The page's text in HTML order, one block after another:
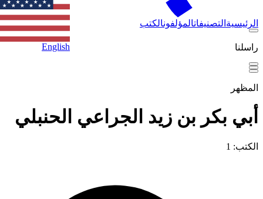
الرئيسية التصنيفاتالمؤلفونالكتب
راسلنا English
المظهر
أبي بكر بن زيد الجراعي الحنبلي
الكتب: 1